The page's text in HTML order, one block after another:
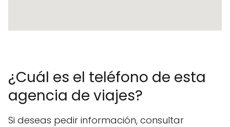
¿Cuál es el teléfono de esta
agencia de viajes?
Si deseas pedir información, consultar